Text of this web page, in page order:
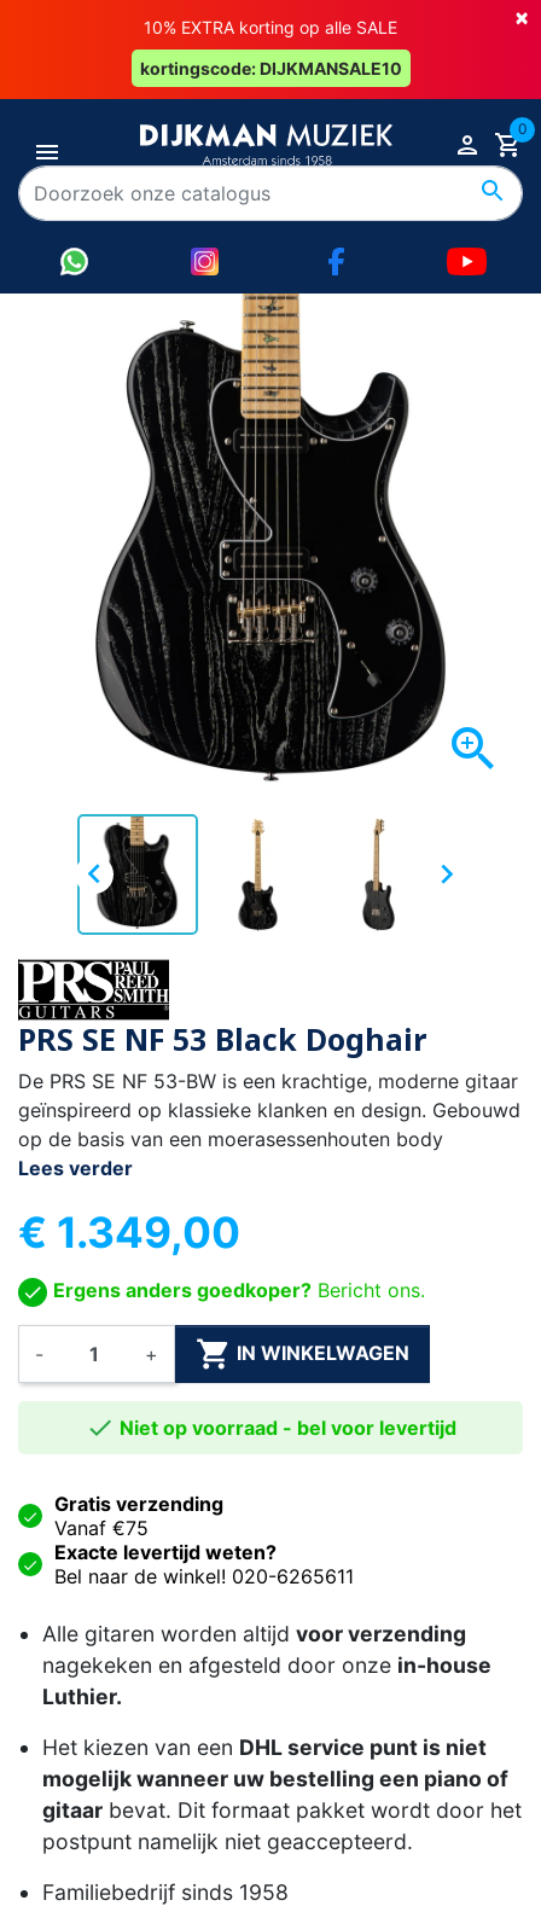
×
10% EXTRA korting op alle SALE
kortingscode: DIJKMANSALE10
0

 
PRS SE NF 53 Black Doghair
De PRS SE NF 53-BW is een krachtige, moderne gitaar
geïnspireerd op klassieke klanken en design. Gebouwd
op de basis van een moerasessenhouten body
Lees verder
€ 1.349,00
Ergens anders goedkoper? Bericht ons.
- +  IN WINKELWAGEN
 Niet op voorraad - bel voor levertijd
Gratis verzending
Vanaf €75
Exacte levertijd weten?
Bel naar de winkel! 020-6265611
Alle gitaren worden altijd voor verzending
nagekeken en afgesteld door onze in-house
Luthier.
Het kiezen van een DHL service punt is niet
mogelijk wanneer uw bestelling een piano of
gitaar bevat. Dit formaat pakket wordt door het
postpunt namelijk niet geaccepteerd.
Familiebedrijf sinds 1958